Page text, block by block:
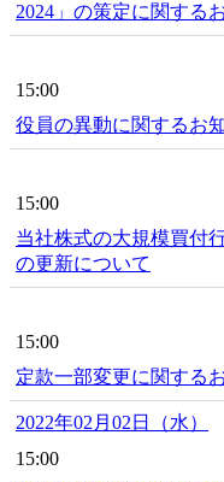
2024」の策定に関する
15:00
役員の異動に関するお
15:00
当社株式の大規模買付
の更新について
15:00
定款一部変更に関する
2022年02月02日（水）
15:00